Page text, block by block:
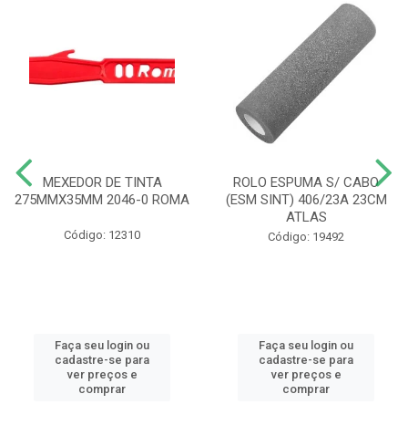
MEXEDOR DE TINTA
275MMX35MM 2046-0 ROMA
Código: 12310
Faça seu login ou
cadastre-se para
ver preços e
comprar
ROLO ESPUMA S/ CABO
(ESM SINT) 406/23A 23CM
ATLAS
Código: 19492
Faça seu login ou
cadastre-se para
ver preços e
comprar